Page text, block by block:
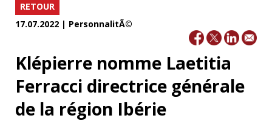
RETOUR
17.07.2022 | PersonnalitÃ©
Klépierre nomme Laetitia
Ferracci directrice générale
de la région Ibérie